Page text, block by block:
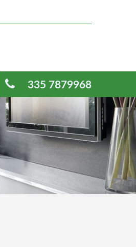
335 7879968